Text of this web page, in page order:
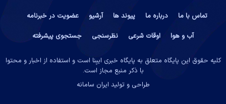
تماس با ما درباره ما پیوند ها آرشیو
عضویت در خبرنامه
آب و هوا
اوقات شرعی نظرسنجی جستجوی پیشرفته
کلیه حقوق این پایگاه متعلق به پایگاه خبری ایبِنا است و استفاده از اخبار و محتوا
با ذکر منبع مجاز است.
طراحی و تولید ایران سامانه